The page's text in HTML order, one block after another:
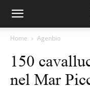
Home Agenbio
150
nel Mar